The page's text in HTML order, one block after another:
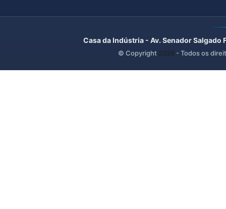
Casa da Indústria - Av. Senador
© Copyright 2026 - Todos os